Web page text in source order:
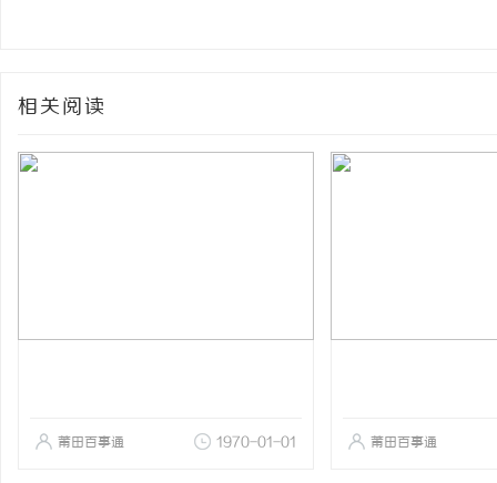
相关阅读
莆田百事通 1970-01-01 莆田百事通